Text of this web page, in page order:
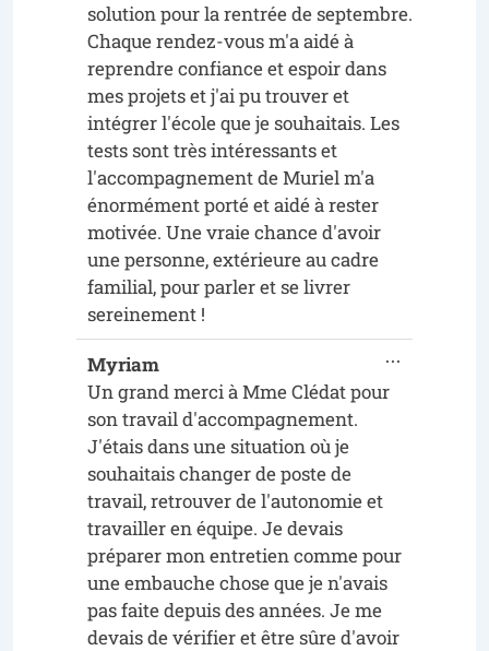
solution pour la rentrée de septembre.
Chaque rendez-vous m'a aidé à
reprendre confiance et espoir dans
mes projets et j'ai pu trouver et
intégrer l'école que je souhaitais. Les
tests sont très intéressants et
l'accompagnement de Muriel m'a
énormément porté et aidé à rester
motivée. Une vraie chance d'avoir
une personne, extérieure au cadre
familial, pour parler et se livrer
sereinement !
Myriam
Un grand merci à Mme Clédat pour
son travail d'accompagnement.
J'étais dans une situation où je
souhaitais changer de poste de
travail, retrouver de l'autonomie et
travailler en équipe. Je devais
préparer mon entretien comme pour
une embauche chose que je n'avais
pas faite depuis des années. Je me
devais de vérifier et être sûre d'avoir
...